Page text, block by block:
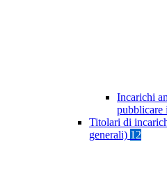
Incarichi
pubblicare
Titolari di
generali) 12